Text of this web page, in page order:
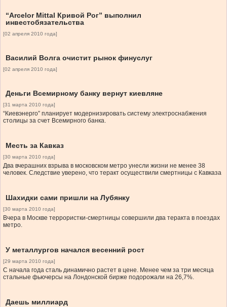
“Arcelor Mittal Кривой Рог” выполнил
инвестобязательства
[02 апреля 2010 года]
Василий Волга очистит рынок финуслуг
[02 апреля 2010 года]
Деньги Всемирному банку вернут киевляне
[31 марта 2010 года]
“Киевэнерго” планирует модернизировать систему электроснабжения
столицы за счет Всемирного банка.
Месть за Кавказ
[30 марта 2010 года]
Два вчерашних взрыва в московском метро унесли жизни не менее 38
человек. Следствие уверено, что теракт осуществили смертницы с Кавказа
Шахидки сами пришли на Лубянку
[30 марта 2010 года]
Вчера в Москве террористки-смертницы совершили два теракта в поездах
метро.
У металлургов начался весенний рост
[29 марта 2010 года]
С начала года сталь динамично растет в цене. Менее чем за три месяца
стальные фьючерсы на Лондонской бирже подорожали на 26,7%.
Даешь миллиард